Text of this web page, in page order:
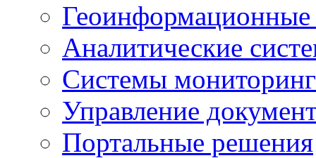
Аналитические
Системы
Управление
Портальные решения